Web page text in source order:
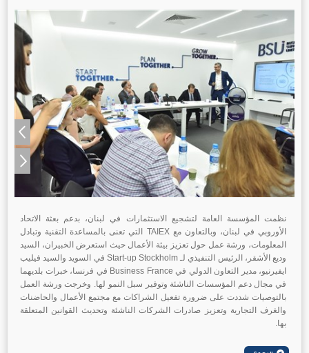
نظمت المؤسسة العامة لتشجيع الاستثمارات في لبنان، بدعم بعثة الاتحاد
الأوروبي في لبنان، وبالتعاون مع TAIEX التي تعنى بالمساعدة التقنية وتبادل
المعلومات، ورشة عمل حول تعزيز بيئة الأعمال حيث استعرض الخبيران، السيد
وديع الأشقر، الرئيس التنفيذي لـ Start-up Stockholm في السويد والسيد فيليب
ايفيرنيو، مدير التعاون الدولي في Business France في فرنسا، خبرات بلديهما
في مجال دعم المؤسسات الناشئة وتوفير سبل النمو لها. وخرجت ورشة العمل
بالتوصيات شددت على ضرورة تفعيل الشراكات مع مجتمع الأعمال والحاضنات
والغرف التجارية وتعزيز صادرات الشركات الناشئة وتحديث القوانين المتعلقة
بها.